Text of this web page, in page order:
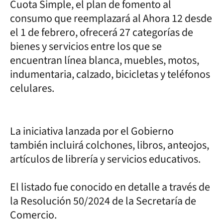
Cuota Simple, el plan de fomento al
consumo que reemplazará al Ahora 12 desde
el 1 de febrero, ofrecerá 27 categorías de
bienes y servicios entre los que se
encuentran línea blanca, muebles, motos,
indumentaria, calzado, bicicletas y teléfonos
celulares.
La iniciativa lanzada por el Gobierno
también incluirá colchones, libros, anteojos,
artículos de librería y servicios educativos.
El listado fue conocido en detalle a través de
la Resolución 50/2024 de la Secretaría de
Comercio.